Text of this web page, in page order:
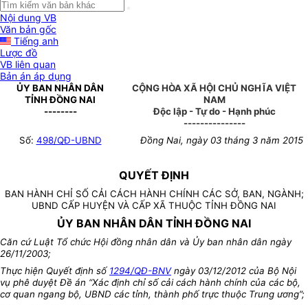
Nội dung VB
Văn bản gốc
Tiếng anh
Lược đồ
VB liên quan
Bản án áp dụng
ỦY BAN NHÂN DÂN
TỈNH ĐỒNG NAI
--------
CỘNG HÒA XÃ HỘI CHỦ NGHĨA VIỆT
NAM
Độc lập - Tự do - Hạnh phúc
---------------
Số: 498/QĐ-UBND Đồng Nai, ngày 03 tháng 3 năm 2015
QUYẾT ĐỊNH
BAN HÀNH CHỈ SỐ CẢI CÁCH HÀNH CHÍNH CÁC SỞ, BAN, NGÀNH;
UBND CẤP HUYỆN VÀ CẤP XÃ THUỘC TỈNH ĐỒNG NAI
ỦY BAN NHÂN DÂN TỈNH ĐỒNG NAI
Căn cứ Luật Tổ chức Hội đồng nhân dân và Ủy ban nhân dân ngày
26/11/2003;
Thực hiện Quyết định số1294/QĐ-BNVngày 03/12/2012 của Bộ Nội
vụ phê duyệt Đề án “Xác định chỉ số cải cách hành chính của các bộ,
cơ quan ngang bộ, UBND các tỉnh, thành phố trực thuộc Trung ương”;